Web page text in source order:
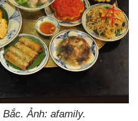
Ảnh: afamily.